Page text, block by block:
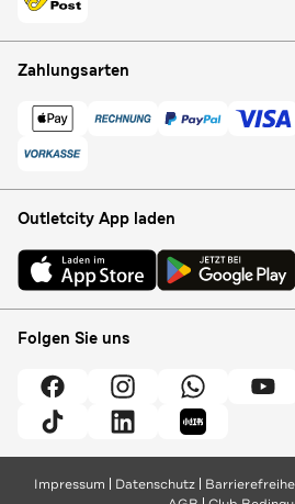
Zahlungsarten
Outletcity App laden
Folgen Sie uns
Impressum Datenschutz